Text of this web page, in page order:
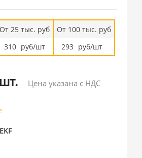
От 25 тыс. руб
310 руб/шт
От 100 тыс. руб
293 руб/шт
шт. Цена указана с НДС
EKF